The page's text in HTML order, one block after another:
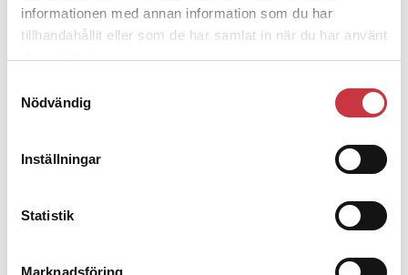
informationen med annan information som du har
tillhandahållit eller som de har samlat in när du har använt
deras tjänster.
Nödvändig
Inställningar
Statistik
Marknadsföring
Debatt